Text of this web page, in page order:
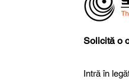
Solicită o
Intră în